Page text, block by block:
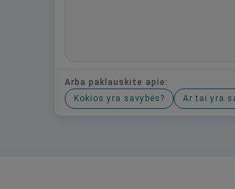
Arba paklauskite apie:
Kokios yra savybės?
Ar tai yra